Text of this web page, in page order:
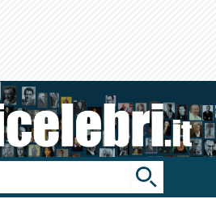
Toggle
search
bar